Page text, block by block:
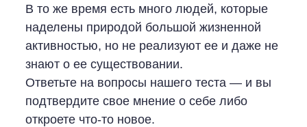
В то же время есть много людей, которые
наделены природой большой жизненной
активностью, но не реализуют ее и даже не
знают о ее существовании.
Ответьте на вопросы нашего теста — и вы
подтвердите свое мнение о себе либо
откроете что-то новое.